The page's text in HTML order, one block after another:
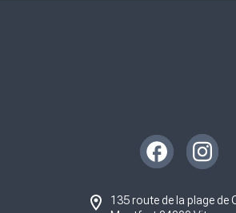
Facebook
135 route de la plage de